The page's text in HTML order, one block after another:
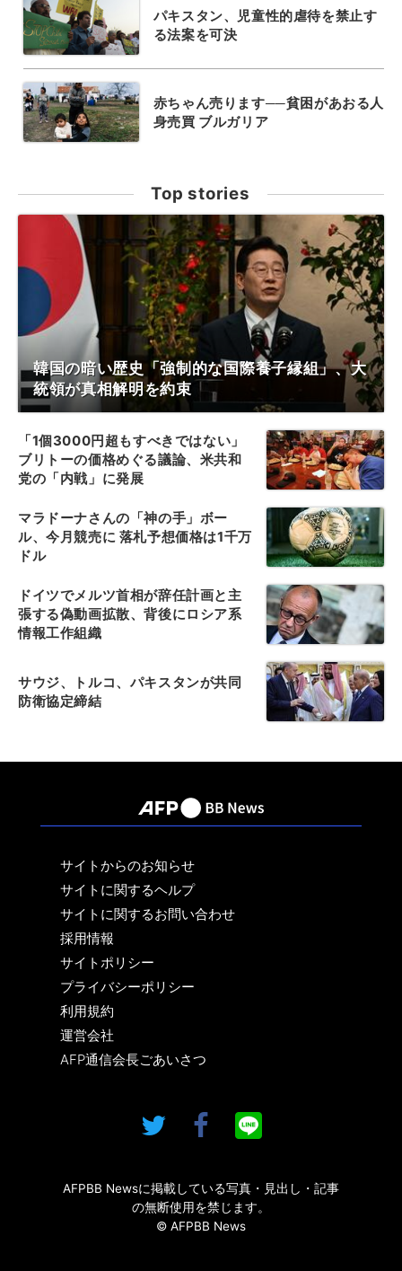
パキスタン、児童性的虐待を禁止す
る法案を可決
赤ちゃん売ります──貧困があおる人
身売買 ブルガリア
Top stories
韓国の暗い歴史「強制的な国際養子縁組」、大
統領が真相解明を約束
「1個3000円超もすべきではない」
ブリトーの価格めぐる議論、米共和
党の「内戦」に発展
マラドーナさんの「神の手」ボー
ル、今月競売に 落札予想価格は1千万
ドル
ドイツでメルツ首相が辞任計画と主
張する偽動画拡散、背後にロシア系
情報工作組織
サウジ、トルコ、パキスタンが共同
防衛協定締結
サイトからのお知らせ
サイトに関するヘルプ
サイトに関するお問い合わせ
採用情報
サイトポリシー
プライバシーポリシー
利用規約
運営会社
AFP通信会長ごあいさつ
AFPBB Newsに掲載している写真・見出し・記事
の無断使用を禁じます。
© AFPBB News